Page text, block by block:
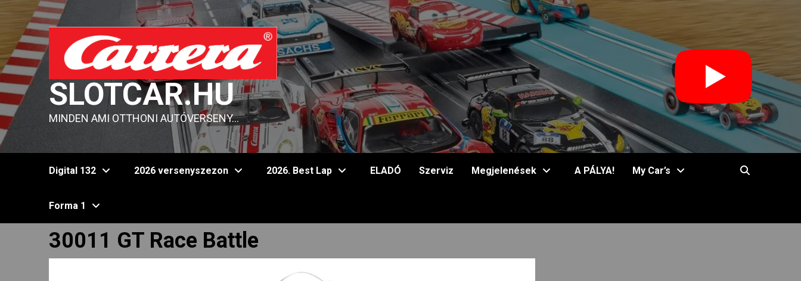
content
SLOTCAR.HU
MINDEN AMI OTTHONI AUTÓVERSENY…
Digital 132 2026 versenyszezon 2026. Best Lap ELADÓ Szerviz Megjelenések A PÁLYA! My Car’s
Forma 1
30011 GT Race Battle